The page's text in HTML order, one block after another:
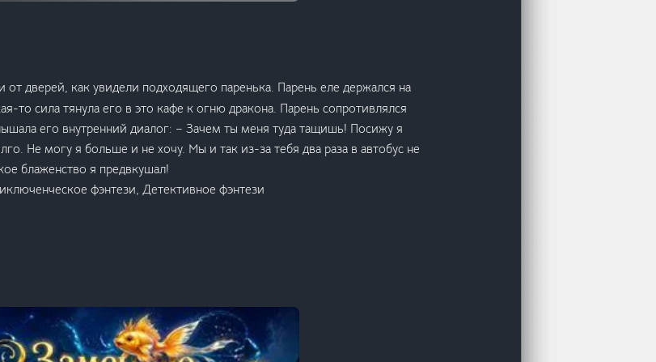
от дверей, как увидели подходящего паренька. Парень еле держался на
то сила тянула его в это кафе к огню дракона. Парень сопротивлялся
его внутренний диалог: – Зачем ты меня туда тащишь! Посижу я
Не могу я больше и не хочу. Мы и так из-за тебя два раза в автобус не
блаженство я предвкушал!
фэнтези, Детективное фэнтези